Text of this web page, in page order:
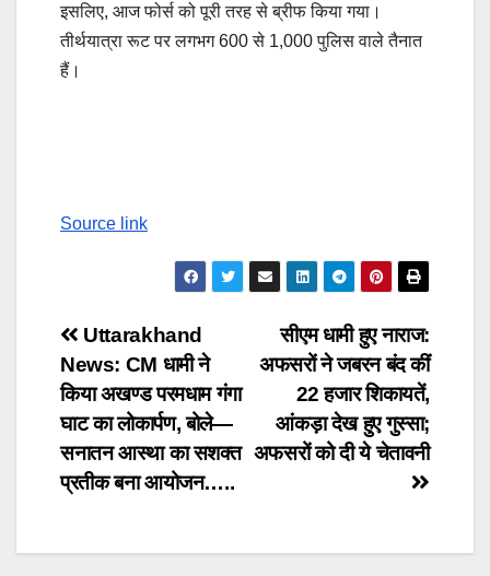
इसलिए, आज फोर्स को पूरी तरह से ब्रीफ किया गया।
तीर्थयात्रा रूट पर लगभग 600 से 1,000 पुलिस वाले तैनात
हैं।
Source link
Post
navigation
सीएम धामी हुए नाराज:
अफसरों ने जबरन बंद कीं
22 हजार शिकायतें,
आंकड़ा देख हुए गुस्सा;
अफसरों को दी ये चेतावनी
Uttarakhand
News: CM धामी ने
किया अखण्ड परमधाम गंगा
घाट का लोकार्पण, बोले—
सनातन आस्था का सशक्त
प्रतीक बना आयोजन…..